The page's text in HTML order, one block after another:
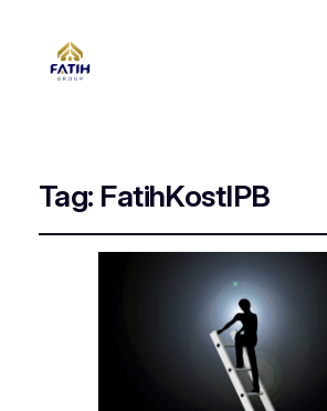
Tag: FatihKostIPB